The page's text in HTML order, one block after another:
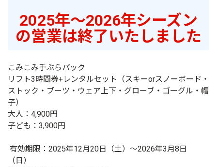
2025年～2026年シーズン
の営業は終了いたしました
こみこみ手ぶらパック
リフト3時間券+レンタルセット（スキーorスノーボード・
ストック・ブーツ・ウェア上下・グローブ・ゴーグル・帽
子）
大人：4,900円
子ども：3,900円
有効期限： 2025年12月20日（土）～2026年3月8日
（日）